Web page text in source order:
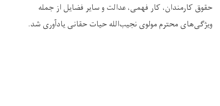
حقوق کارمندان، کار فهمی، عدالت و سایر فضایل از جمله
ویژگی‌های محترم مولوی نجیب‌الله حیات حقانی یادآوری شد.